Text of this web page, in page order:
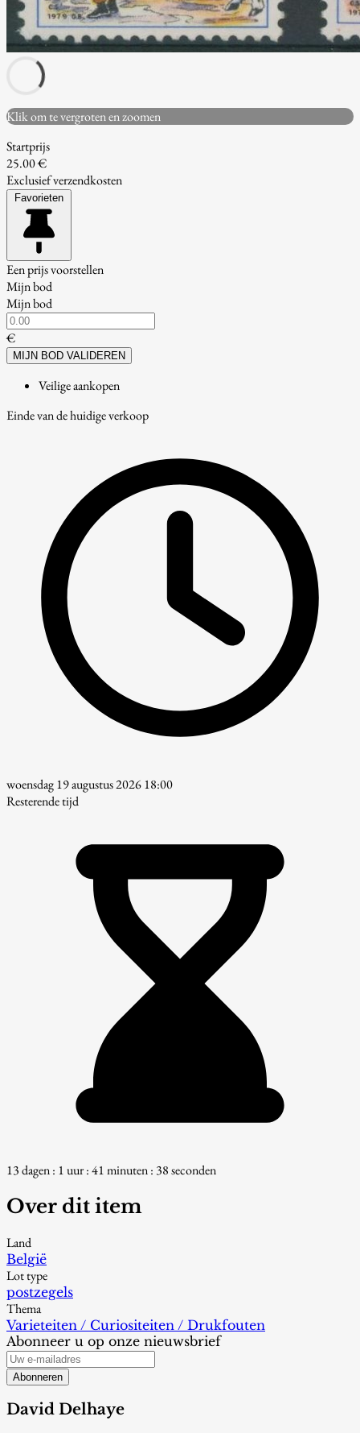
Klik om te vergroten en zoomen
Startprijs
25.00 €
Exclusief verzendkosten
Favorieten
Een prijs voorstellen
Mijn bod
Mijn bod
€
MIJN BOD VALIDEREN
Veilige aankopen
Einde van de huidige verkoop
woensdag 19 augustus 2026 18:00
Resterende tijd
13 dagen : 1 uur : 41 minuten : 38 seconden
Over dit item
Land
België
Lot type
postzegels
Thema
Varieteiten / Curiositeiten / Drukfouten
Abonneer u op onze nieuwsbrief
Abonneren
David Delhaye